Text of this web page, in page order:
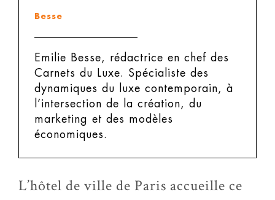
Besse
Emilie Besse, rédactrice en chef des
Carnets du Luxe.
Spécialiste des
dynamiques du luxe contemporain, à
l’intersection de la création, du
marketing et des modèles
économiques.
L’hôtel de ville de Paris accueille ce